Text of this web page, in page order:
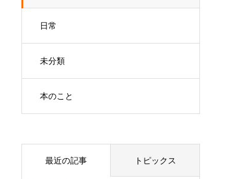
日常
未分類
本のこと
最近の記事 トピックス